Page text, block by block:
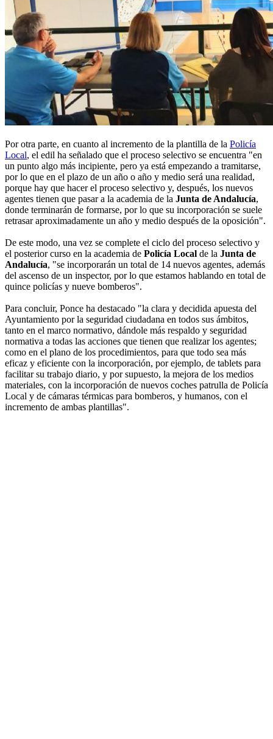
Por otra parte, en cuanto al incremento de la plantilla de la Policía
Local, el edil ha señalado que el proceso selectivo se encuentra "en
un punto algo más incipiente, pero ya está empezando a tramitarse,
por lo que en el plazo de un año o año y medio será una realidad,
porque hay que hacer el proceso selectivo y, después, los nuevos
agentes tienen que pasar a la academia de la Junta de Andalucía,
donde terminarán de formarse, por lo que su incorporación se suele
retrasar aproximadamente un año y medio después de la oposición".
De este modo, una vez se complete el ciclo del proceso selectivo y
el posterior curso en la academia de Policía Local de la Junta de
Andalucía, "se incorporarán un total de 14 nuevos agentes, además
del ascenso de un inspector, por lo que estamos hablando en total de
quince policías y nueve bomberos".
Para concluir, Ponce ha destacado "la clara y decidida apuesta del
Ayuntamiento por la seguridad ciudadana en todos sus ámbitos,
tanto en el marco normativo, dándole más respaldo y seguridad
normativa a todas las acciones que tienen que realizar los agentes;
como en el plano de los procedimientos, para que todo sea más
eficaz y eficiente con la incorporación, por ejemplo, de tablets para
facilitar su trabajo diario, y por supuesto, la mejora de los medios
materiales, con la incorporación de nuevos coches patrulla de Policía
Local y de cámaras térmicas para bomberos, y humanos, con el
incremento de ambas plantillas".